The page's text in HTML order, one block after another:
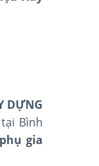
DỰNG
Bình
phụ gia